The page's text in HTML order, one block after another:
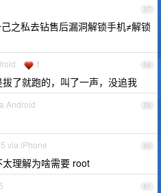
57
之私去钻售后漏洞解锁手机≠解锁
58
1
了就跑的，叫了一声，没追我
59
Android
60
via iPhone
理解为啥需要 root
61